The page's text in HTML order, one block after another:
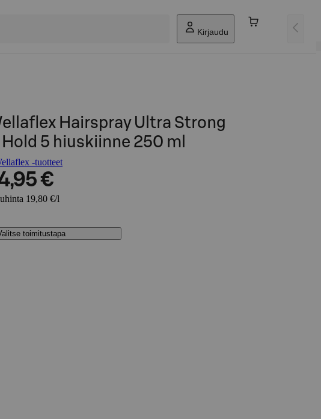
Kirjaudu
Hairspray Ultra Strong
Hold 5 hiuskiinne 250 ml
-tuotteet
€
19,80 €/l
toimitustapa